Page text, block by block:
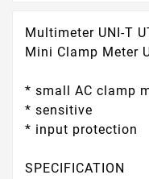
Multimeter UNI-T
Mini Clamp Meter
* small AC clamp
* sensitive
* input protection
SPECIFICATION